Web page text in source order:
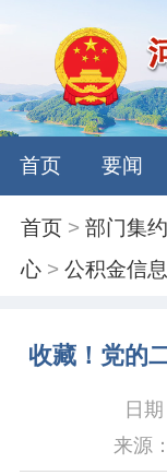
首页 要闻
首页 >部门集约
心 >公积金信息
收藏！党的
日
来源